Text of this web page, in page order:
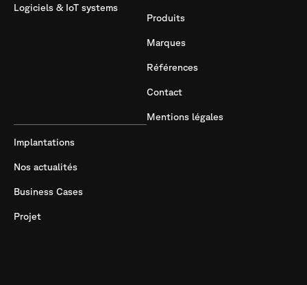
Logiciels & IoT systems
Produits
Marques
Références
Contact
Mentions légales
Implantations
Nos actualités
Business Cases
Projet